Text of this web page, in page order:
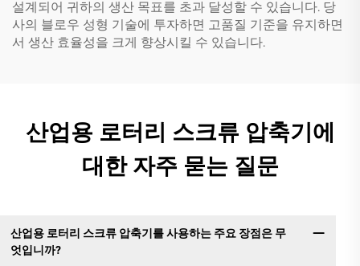
설계되어 귀하의 생산 목표를 초과 달성할 수 있습니다. 당
사의 블로우 성형 기술에 투자하면 고품질 기준을 유지하면
서 생산 효율성을 크게 향상시킬 수 있습니다.
산업용 로터리 스크류 압축기에
대한 자주 묻는 질문
산업용 로터리 스크류 압축기를 사용하는 주요 장점은 무
엇입니까?